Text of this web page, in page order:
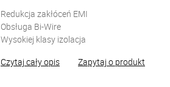
Redukcja zakłóceń EMI
Obsługa Bi-Wire
Wysokiej klasy izolacja
Czytaj cały opis
Zapytaj o produkt